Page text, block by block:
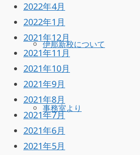
伊那新校について
事務室より
2022年4月
2022年1月
2021年12月
2021年11月
2021年10月
2021年9月
2021年8月
2021年7月
2021年6月
2021年5月